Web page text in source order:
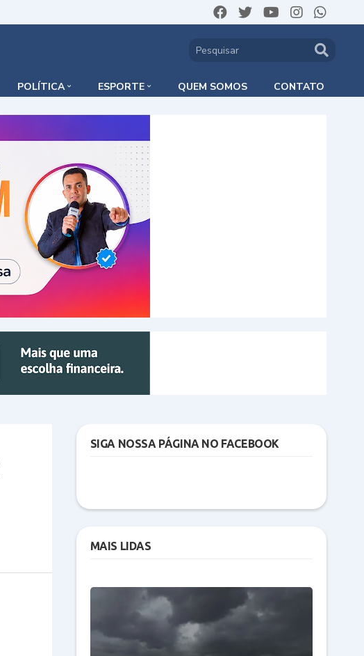
POLÍTICA ESPORTE QUEM SOMOS CONTATO
SIGA NOSSA PÁGINA NO FACEBOOK
MAIS LIDAS